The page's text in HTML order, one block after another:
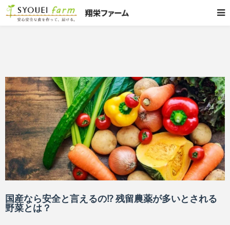
国産なら安全と言えるの⁉ 残留農薬が多いとされる
野菜とは？